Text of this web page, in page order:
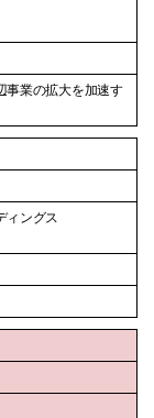
事業の拡大を加速す
ィングス